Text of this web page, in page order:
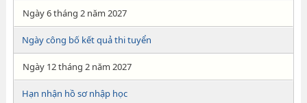
Ngày 6 tháng 2 năm 2027
Ngày công bố kết quả thi tuyển
Ngày 12 tháng 2 năm 2027
Hạn nhận hồ sơ nhập học